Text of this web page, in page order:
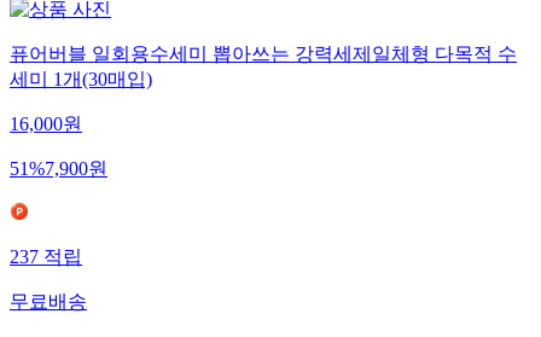
퓨어버블 일회용수세미 뽑아쓰는 강력세제일체형 다목적 수
세미 1개(30매입)
16,000원
51%7,900원
237적립
무료배송